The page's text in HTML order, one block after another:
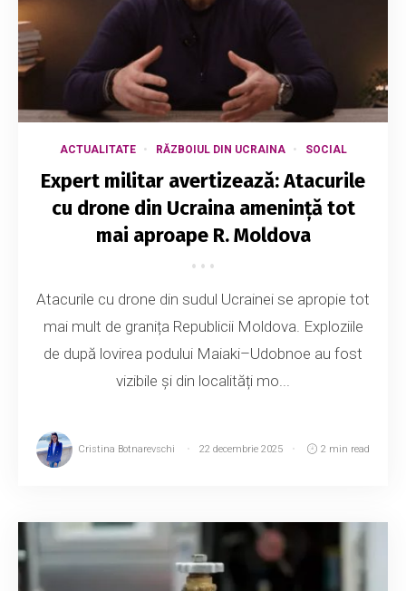
ACTUALITATE RĂZBOIUL DIN UCRAINA SOCIAL
Expert militar avertizează: Atacurile
cu drone din Ucraina amenință tot
mai aproape R. Moldova
Atacurile cu drone din sudul Ucrainei se apropie tot
mai mult de granița Republicii Moldova. Exploziile
de după lovirea podului Maiaki–Udobnoe au fost
vizibile și din localități mo...
Cristina Botnarevschi 22 decembrie 2025 2 min read